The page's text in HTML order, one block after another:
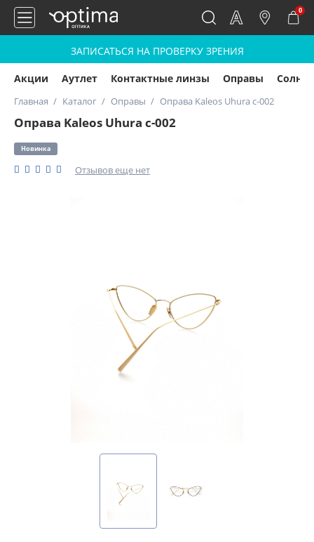
0
ЗАПИСАТЬСЯ НА ПРОВЕРКУ ЗРЕНИЯ
Акции Аутлет Контактные линзы Оправы
Главная Каталог Оправы Оправа Kaleos Uhura c-002
Оправа Kaleos Uhura c-002
Новинка
Отзывов еще нет